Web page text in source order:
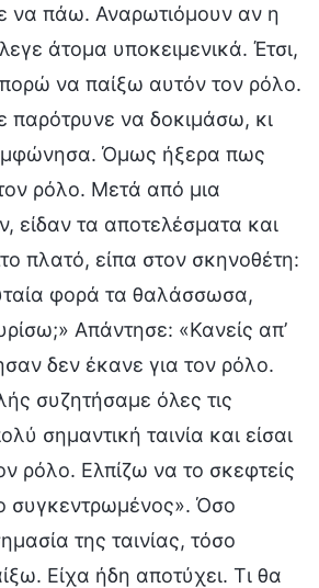
να πάω. Αναρωτιόμουν αν η
άτομα υποκειμενικά. Έτσι,
να παίξω αυτόν τον ρόλο.
παρότρυνε να δοκιμάσω, κι
Όμως ήξερα πως
ρόλο. Μετά από μια
είδαν τα αποτελέσματα και
πλατό, είπα στον σκηνοθέτη:
φορά τα θαλάσσωσα,
Απάντησε: «Κανείς απ’
δεν έκανε για τον ρόλο.
συζητήσαμε όλες τις
σημαντική ταινία και είσαι
ρόλο. Ελπίζω να το σκεφτείς
συγκεντρωμένος». Όσο
της ταινίας, τόσο
Είχα ήδη αποτύχει. Τι θα